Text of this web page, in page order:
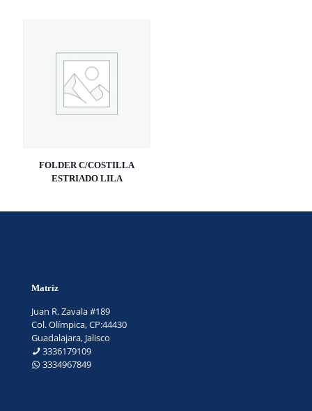
FOLDER C/COSTILLA
ESTRIADO LILA
Matríz
Juan R. Zavala #189
Col. Olímpica, CP:44430
Guadalajara, Jalisco
3336179109
3334967849